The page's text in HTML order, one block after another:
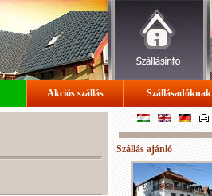
Akciós szállás Szállásadóknak
Szállás ajánló